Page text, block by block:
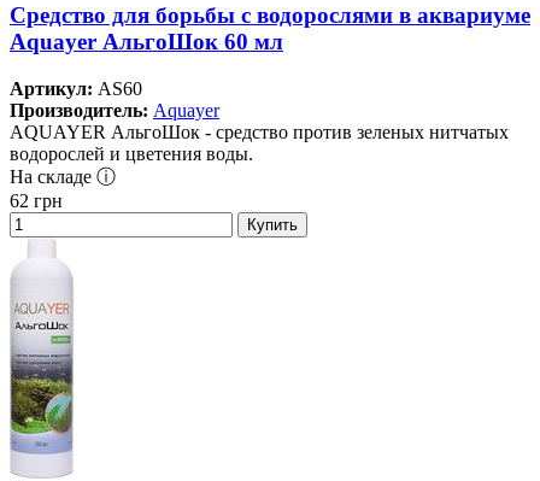
Средство для борьбы с водорослями в аквариуме
Aquayer АльгоШок 60 мл
Артикул: AS60
Производитель: Aquayer
AQUAYER АльгоШок - средство против зеленых нитчатых
водорослей и цветения воды.
На складе ⓘ
62 грн
Купить